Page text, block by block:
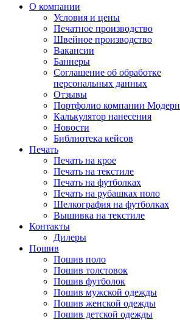
О компании
Условия и цены
Печатное производство
Швейное производство
Вакансии
Баннеры
Соглашение об обработке
персональных данных
Отзывы
Портфолио компании Модерн
Калькулятор нанесения
Новости
Библиотека кейсов
Печать
Печать на крое
Печать на текстиле
Печать на футболках
Печать на рубашках поло
Шелкография на футболках
Вышивка на текстиле
Контакты
Дилеры
Пошив
Пошив поло
Пошив толстовок
Пошив футболок
Пошив мужской одежды
Пошив женской одежды
Пошив детской одежды